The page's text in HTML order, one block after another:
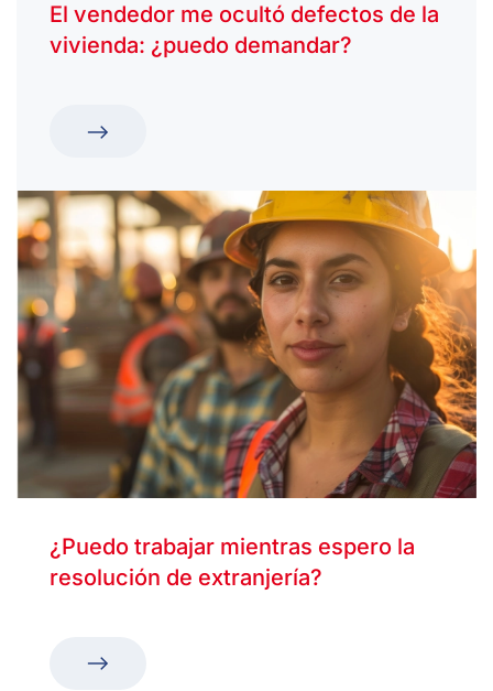
El vendedor me ocultó defectos de la
vivienda: ¿puedo demandar?
¿Puedo trabajar mientras espero la
resolución de extranjería?